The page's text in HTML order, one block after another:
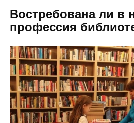
Востребована ли в
профессия